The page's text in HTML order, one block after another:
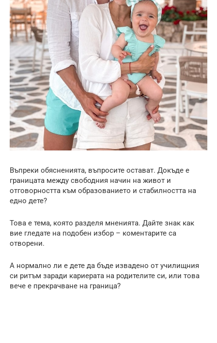
Въпреки обясненията, въпросите остават. Докъде е
границата между свободния начин на живот и
отговорността към образованието и стабилността на
едно дете?
Това е тема, която разделя мненията. Дайте знак как
вие гледате на подобен избор – коментарите са
отворени.
А нормално ли е дете да бъде извадено от училищния
си ритъм заради кариерата на родителите си, или това
вече е прекрачване на граница?